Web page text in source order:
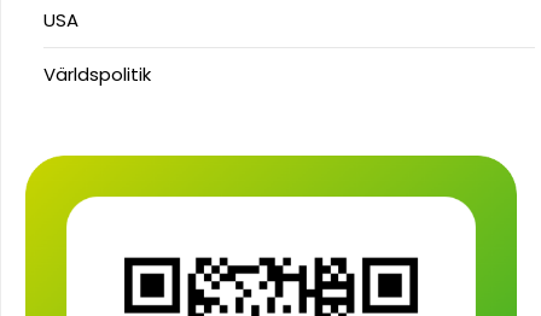
USA
Världspolitik